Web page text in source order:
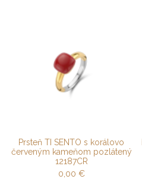
Prsteň TI SENTO s korálovo
červeným kameňom pozlátený
12187CR
0,00 €